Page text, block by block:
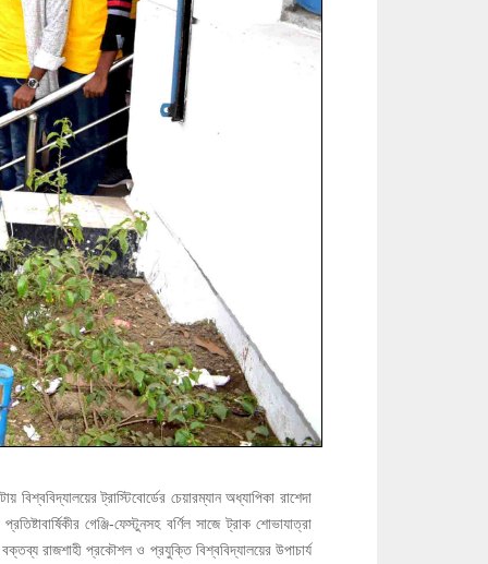
বিশ্ববিদ্যালয়ের ট্রাস্টিবোর্ডের চেয়ারম্যান অধ্যাপিকা রাশেদা
গেঞ্জি-ফেস্টুনসহ বর্ণিল সাজে ট্রাক শোভাযাত্রা
রাজশাহী প্রকৌশল ও প্রযুক্তি বিশ্ববিদ্যালয়ের উপাচার্য